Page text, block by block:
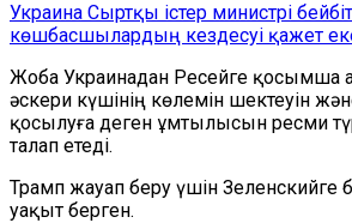
Украина Сыртқы істер министрі
көшбасшылардың кездесуі қажет
Жоба Украинадан Ресейге қосымша
әскери күшінің көлемін шектеуін
қосылуға деген ұмтылысын ресми
талап етеді.
Трамп жауап беру үшін Зеленскийге
уақыт берген.